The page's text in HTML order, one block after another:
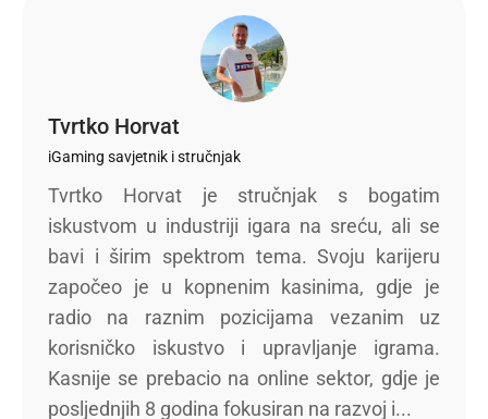
Tvrtko Horvat
iGaming savjetnik i stručnjak
Tvrtko Horvat je stručnjak s bogatim
iskustvom u industriji igara na sreću, ali se
bavi i širim spektrom tema. Svoju karijeru
započeo je u kopnenim kasinima, gdje je
radio na raznim pozicijama vezanim uz
korisničko iskustvo i upravljanje igrama.
Kasnije se prebacio na online sektor, gdje je
posljednjih 8 godina fokusiran na razvoj i...